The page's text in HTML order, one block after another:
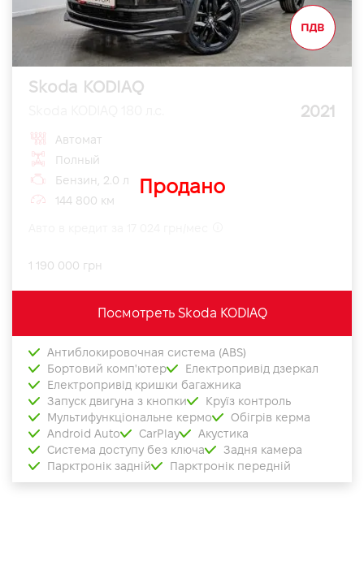
Skoda KODIAQ
2021
Продано
Автомат
Полный
Бензин, 2.0 л
144 800 км
1 190 000 грн
Посмотреть Skoda KODIAQ
Антиблокировочная система (ABS)
Бортовий комп'ютер
Електропривід дзеркал
Електропривід кришки багажника
Запуск двигуна з кнопки
Круїз контроль
Мультифункціональне кермо
Обігрів керма
Android Auto
CarPlay
Акустика
Система доступу без ключа
Задня камера
Парктронік задній
Парктронік передній